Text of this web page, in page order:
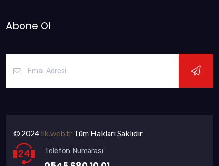
Abone Ol
© 2024 ilk.web.tr Tüm Hakları Saklıdır
Telefon Numarası